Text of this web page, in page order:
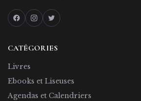
CATÉGORIES
Livres
Ebooks et Liseuses
Agendas et Calendriers